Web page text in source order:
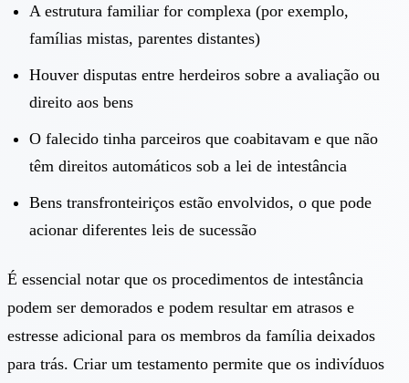
A estrutura familiar for complexa (por exemplo,
famílias mistas, parentes distantes)
Houver disputas entre herdeiros sobre a avaliação ou
direito aos bens
O falecido tinha parceiros que coabitavam e que não
têm direitos automáticos sob a lei de intestância
Bens transfronteiriços estão envolvidos, o que pode
acionar diferentes leis de sucessão
É essencial notar que os procedimentos de intestância
podem ser demorados e podem resultar em atrasos e
estresse adicional para os membros da família deixados
para trás. Criar um testamento permite que os indivíduos